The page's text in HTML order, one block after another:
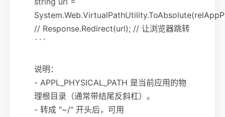
// Response.Redirect(url); // 让浏览器跳转
```
说明：
- APPL_PHYSICAL_PATH 是当前应用的物
理根目录（通常带结尾反斜杠）。
- 转成 "~/" 开头后，可用